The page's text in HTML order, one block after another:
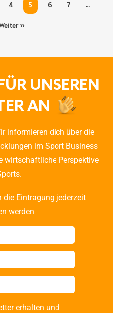
4 5 6 7 …
Weiter »
UNSEREN
AN
informieren dich über die
im Sport Business
wirtschaftliche Perspektive
Eintragung jederzeit
werden
erhalten und